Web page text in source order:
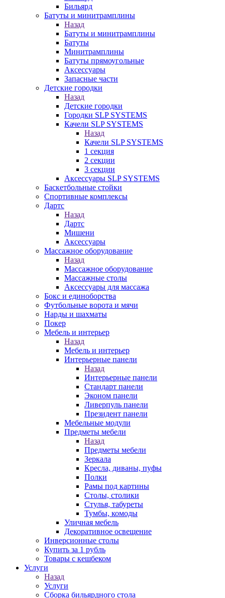
Бильяpд
Батуты и минитрамплины
Назад
Батуты и минитрамплины
Батуты
Минитрамплины
Батуты прямоугольные
Аксессуары
Запасные части
Детские городки
Назад
Детские городки
Городки SLP SYSTEMS
Качели SLP SYSTEMS
Назад
Качели SLP SYSTEMS
1 секция
2 секции
3 секции
Аксессуары SLP SYSTEMS
Баскетбольные стойки
Спортивные комплексы
Дартс
Назад
Дартс
Мишени
Аксессуары
Массажное оборудование
Назад
Массажное оборудование
Массажные столы
Аксессуары для массажа
Бокс и единоборства
Футбольные ворота и мячи
Нарды и шахматы
Покер
Мебель и интерьер
Назад
Мебель и интерьер
Интерьерные панели
Назад
Интерьерные панели
Стандарт панели
Эконом панели
Ливерпуль панели
Президент панели
Мебельные модули
Предметы мебели
Назад
Предметы мебели
Зеркала
Кресла, диваны, пуфы
Полки
Рамы под картины
Столы, столики
Стулья, табуреты
Тумбы, комоды
Уличная мебель
Декоративное освещение
Инверсионные столы
Купить за 1 рубль
Товары с кешбеком
Услуги
Назад
Услуги
Сборка бильярдного стола